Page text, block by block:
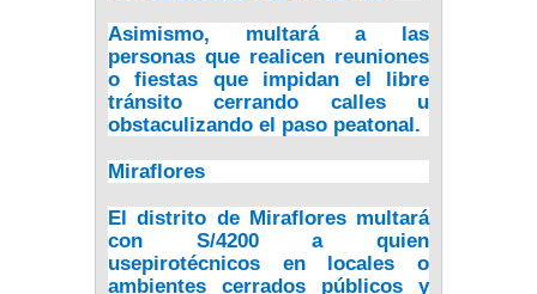
Asimismo, multará a las
personas que realicen reuniones
o fiestas que impidan el libre
tránsito cerrando calles u
obstaculizando el paso peatonal.
Miraflores
El distrito de Miraflores multará
con S/4200 a quien
usepirotécnicos
en locales o
ambientes cerrados públicos y